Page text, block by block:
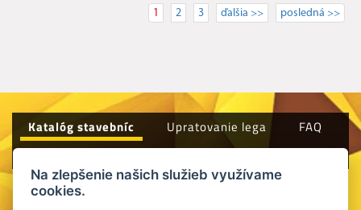
1 2 3 ďalšia >> posledná >>
Katalóg stavebníc Upratovanie lega
FAQ
Na zlepšenie našich služieb využívame
cookies.